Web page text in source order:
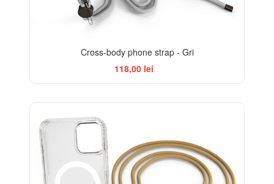
Cross-body phone strap - Gri
118,00 lei